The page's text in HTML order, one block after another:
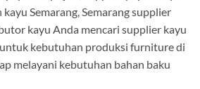
Semarang, Semarang supplier
kayu Anda mencari supplier kayu
kebutuhan produksi furniture di
melayani kebutuhan bahan baku